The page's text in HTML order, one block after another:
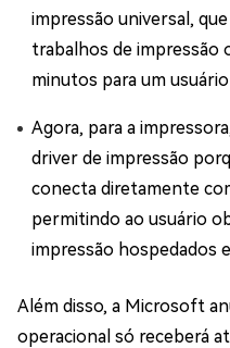
impressão universal,
trabalhos de impressão
minutos para um usuário
Agora, para a
driver de impressão
conecta diretamente
permitindo ao usuário
impressão hospedados
Além disso, a Microsoft
operacional só receberá